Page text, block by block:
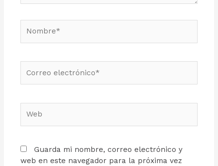
Guarda mi nombre, correo electrónico y
web en este navegador para la próxima vez